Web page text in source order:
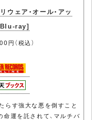
ウェア・オール・アッ
ray]
（税込）
らす強大な悪を倒すこと
命運を託されて、マルチバ